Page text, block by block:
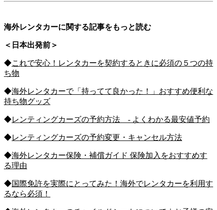
海外レンタカーに関する記事をもっと読む
＜日本出発前＞
◆これで安心！レンタカーを契約するときに必須の５つの持
ち物
◆海外レンタカーで「持ってて良かった！」おすすめ便利な
持ち物グッズ
◆レンティングカーズの予約方法 - よくわかる最安値予約
◆レンティングカーズの予約変更・キャンセル方法
◆海外レンタカー保険・補償ガイド 保険加入をおすすめす
る理由
◆国際免許を実際にとってみた！海外でレンタカーを利用す
るなら必須！